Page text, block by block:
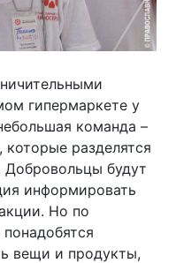
гипермаркете у
команда –
разделятся
будут
информировать
Но по
вещи и продукты,